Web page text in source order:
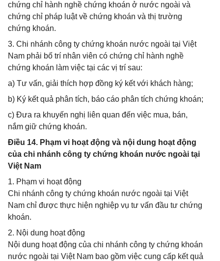
chứng chỉ hành nghề chứng khoán ở nước ngoài và
chứng chỉ pháp luật về chứng khoán và thị trường
chứng khoán.
3. Chi nhánh công ty chứng khoán nước ngoài tại Việt
Nam phải bố trí nhân viên có chứng chỉ hành nghề
chứng khoán làm việc tại các vị trí sau:
a) Tư vấn, giải thích hợp đồng ký kết với khách hàng;
b) Ký kết quả phân tích, báo cáo phân tích chứng khoán;
c) Đưa ra khuyến nghị liên quan đến việc mua, bán,
nắm giữ chứng khoán.
Điều 14. Phạm vi hoạt động và nội dung hoạt động
của chi nhánh công ty chứng khoán nước ngoài tại
Việt Nam
1. Phạm vi hoạt động
Chi nhánh công ty chứng khoán nước ngoài tại Việt
Nam chỉ được thực hiện nghiệp vụ tư vấn đầu tư chứng
khoán.
2. Nội dung hoạt động
Nội dung hoạt động của chi nhánh công ty chứng khoán
nước ngoài tại Việt Nam bao gồm việc cung cấp kết quả